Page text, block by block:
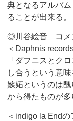
典となるアルバ
ることが出来る。
◎川谷絵音 コメ
＜Daphnis
「ダフニスとク
し合うという意
嫉妬というのは
から得たものが多
＜indigo la End